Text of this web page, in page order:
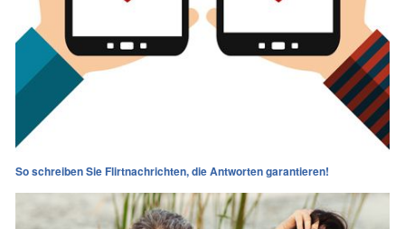
So schreiben Sie Flirtnachrichten, die Antworten garantieren!